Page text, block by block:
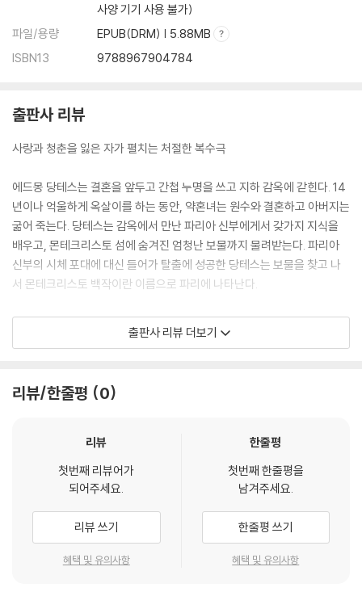
사양 기기 사용 불가)
파일/용량
EPUB(DRM) | 5.88MB
ISBN13
9788967904784
출판사 리뷰
사랑과 청춘을 잃은 자가 펼치는 처절한 복수극
에드몽 당테스는 결혼을 앞두고 간첩 누명을 쓰고 지하 감옥에 갇힌다. 14
년이나 억울하게 옥살이를 하는 동안, 약혼녀는 원수와 결혼하고 아버지는
굶어 죽는다. 당테스는 감옥에서 만난 파리아 신부에게서 갖가지 지식을
배우고, 몬테크리스토 섬에 숨겨진 엄청난 보물까지 물려받는다. 파리아
신부의 시체 포대에 대신 들어가 탈출에 성공한 당테스는 보물을 찾고 나
서 몬테크리스토 백작이란 이름으로 파리에 나타난다.
그동안 당테스를 함정에 빠뜨린 원수들은 하나같이 성공해서 잘살고 있다.
복수의 화신이 된 당테스는 윌모어 경, 부조니 신부, 뱃사람 신드바드로 행
르낭은 자살하며, 당테스를 지하 감옥에서 썩게 한 빌포르는 일가의 파멸
모렐을 파산에서 구해 주고, 그의 아들을 끝까지 보살펴 준다. 복수와 보은
을 마무리한 당테스는 아무도 모르는 곳으로 여행길에 나선다.
청소년 필독 세계문학 고전 50
《세계문학산책》은 세계적으로 널리 사랑받는 고전 중에서 청소년에게 권
출판사 리뷰 더보기
리뷰/한줄평 0
리뷰
첫번째 리뷰어가
되어주세요.
리뷰 쓰기
혜택 및 유의사항
한줄평
첫번째 한줄평을
남겨주세요.
한줄평 쓰기
혜택 및 유의사항